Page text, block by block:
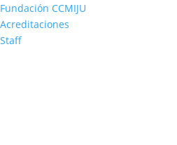
Fundación CCMIJU
Acreditaciones
Staff